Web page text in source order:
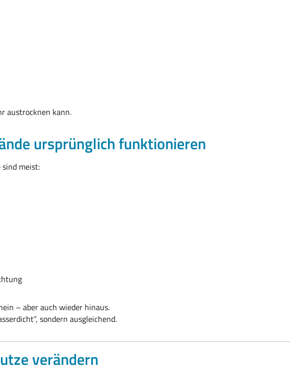
austrocknen kann.
ursprünglich funktionieren
meist:
– aber auch wieder hinaus.
sondern ausgleichend.
verändern